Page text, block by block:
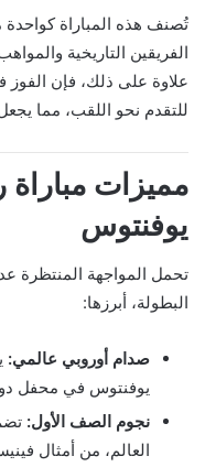
الفريقين التاريخية
علاوة على ذلك، فإن الفوز
للتقدم نحو اللقب، مما
مميزات
يوفنتوس
تحمل المواجهة المنتظرة
البطولة، أبرزها:
صدام أوروبي عالمي:
يوفنتوس في محفل
نجوم الصف الأول:
العالم، من أمثال